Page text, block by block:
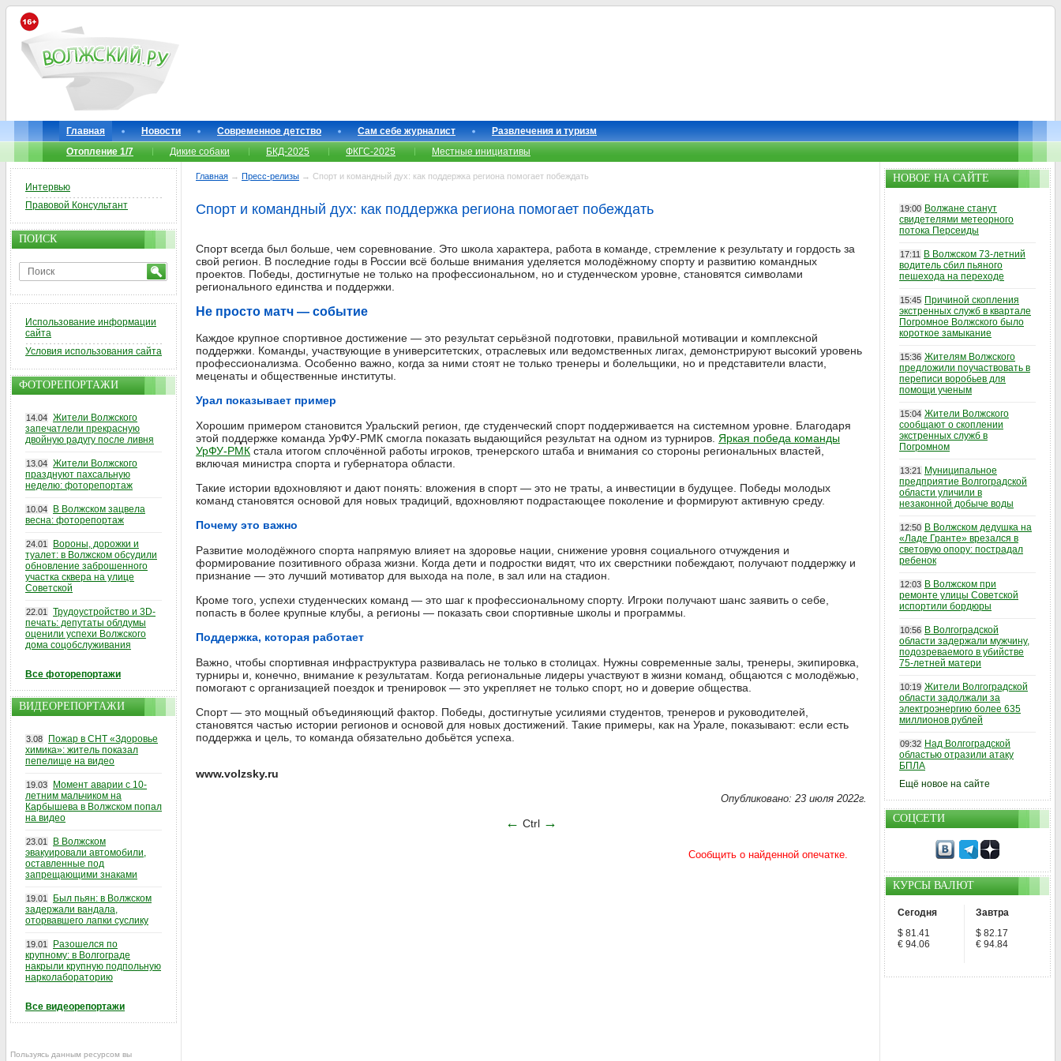
Главная Новости Современное детство Сам себе журналист
Развлечения и туризм
Отопление 1/7
Дикие собаки БКД-2025 ФКГС-2025 Местные инициативы
Главная → Пресс-релизы → Спорт и командный дух: как поддержка региона помогает побеждать
Спорт и командный дух: как поддержка региона помогает побеждать
Спорт всегда был больше, чем соревнование. Это школа характера, работа в команде, стремление к результату и гордость за
свой регион. В последние годы в России всё больше внимания уделяется молодёжному спорту и развитию командных
проектов. Победы, достигнутые не только на профессиональном, но и студенческом уровне, становятся символами
регионального единства и поддержки.
Не просто матч — событие
Каждое крупное спортивное достижение — это результат серьёзной подготовки, правильной мотивации и комплексной
поддержки. Команды, участвующие в университетских, отраслевых или ведомственных лигах, демонстрируют высокий уровень
профессионализма. Особенно важно, когда за ними стоят не только тренеры и болельщики, но и представители власти,
меценаты и общественные институты.
Урал показывает пример
Хорошим примером становится Уральский регион, где студенческий спорт поддерживается на системном уровне. Благодаря
этой поддержке команда УрФУ-РМК смогла показать выдающийся результат на одном из турниров. Яркая победа команды
УрФУ-РМК стала итогом сплочённой работы игроков, тренерского штаба и внимания со стороны региональных властей,
включая министра спорта и губернатора области.
Такие истории вдохновляют и дают понять: вложения в спорт — это не траты, а инвестиции в будущее. Победы молодых
команд становятся основой для новых традиций, вдохновляют подрастающее поколение и формируют активную среду.
Почему это важно
Развитие молодёжного спорта напрямую влияет на здоровье нации, снижение уровня социального отчуждения и
формирование позитивного образа жизни. Когда дети и подростки видят, что их сверстники побеждают, получают поддержку и
признание — это лучший мотиватор для выхода на поле, в зал или на стадион.
Кроме того, успехи студенческих команд — это шаг к профессиональному спорту. Игроки получают шанс заявить о себе,
попасть в более крупные клубы, а регионы — показать свои спортивные школы и программы.
Поддержка, которая работает
Важно, чтобы спортивная инфраструктура развивалась не только в столицах. Нужны современные залы, тренеры, экипировка,
турниры и, конечно, внимание к результатам. Когда региональные лидеры участвуют в жизни команд, общаются с молодёжью,
помогают с организацией поездок и тренировок — это укрепляет не только спорт, но и доверие общества.
Спорт — это мощный объединяющий фактор. Победы, достигнутые усилиями студентов, тренеров и руководителей,
становятся частью истории регионов и основой для новых достижений. Такие примеры, как на Урале, показывают: если есть
поддержка и цель, то команда обязательно добьётся успеха.
www.volzsky.ru
Опубликовано: 23 июля 2022г.
← Ctrl →
Интервью
Правовой Консультант
ПОИСК
Использование информации
сайта
Условия использования сайта
ФОТОРЕПОРТАЖИ
14.04 Жители Волжского
запечатлели прекрасную
двойную радугу после ливня
13.04 Жители Волжского
празднуют пахсальную
неделю: фоторепортаж
10.04
В Волжском зацвела
весна: фоторепортаж
24.01
Вороны, дорожки и
туалет: в Волжском обсудили
обновление заброшенного
участка сквера на улице
Советской
22.01
Трудоустройство и 3D-
печать: депутаты облдумы
оценили успехи Волжского
дома соцобслуживания
Все фоторепортажи
ВИДЕОРЕПОРТАЖИ
3.08
Пожар в СНТ «Здоровье
химика»: житель показал
пепелище на видео
19.03
Момент аварии с 10-
летним мальчиком на
Карбышева в Волжском попал
на видео
23.01
В Волжском
эвакуировали автомобили,
оставленные под
запрещающими знаками
19.01
Был пьян: в Волжском
задержали вандала,
оторвавшего лапки суслику
19.01
Разошелся по
крупному: в Волгограде
накрыли крупную подпольную
нарколабораторию
Все видеорепортажи
Пользуясь данным ресурсом вы
НОВОЕ НА САЙТЕ
19:00 Волжане станут
свидетелями метеорного
потока Персеиды
17:11
В Волжском 73-летний
водитель сбил пьяного
пешехода на переходе
15:45 Причиной скопления
экстренных служб в квартале
Погромное Волжского было
короткое замыкание
15:36 Жителям Волжского
предложили поучаствовать в
переписи воробьев для
помощи ученым
15:04 Жители Волжского
сообщают о скоплении
экстренных служб в
Погромном
13:21
Муниципальное
предприятие Волгоградской
области уличили в
незаконной добыче воды
12:50 В Волжском дедушка на
«Ладе Гранте» врезался в
световую опору: пострадал
ребенок
12:03 В Волжском при
ремонте улицы Советской
испортили бордюры
10:56 В Волгоградской
области задержали мужчину,
подозреваемого в убийстве
75-летней матери
10:19 Жители Волгоградской
области задолжали за
электроэнергию более 635
миллионов рублей
09:32 Над Волгоградской
областью отразили атаку
БПЛА
Ещё новое на сайте
СОЦСЕТИ
КУРСЫ ВАЛЮТ
Сегодня
$ 81.41
€ 94.06
Завтра
$ 82.17
€ 94.84